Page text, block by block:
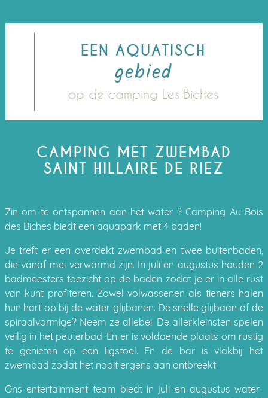
CAMPING MET ZWEMBAD
SAINT HILLAIRE DE RIEZ
Zin om te ontspannen aan het water ? Camping Au Bois
des Biches biedt een aquapark met 4 baden!
Je treft er een overdekt zwembad en twee buitenbaden,
die vanaf mei verwarmd zijn. In juli en augustus houden 2
badmeesters toezicht op de baden zodat je er in alle rust
van kunt profiteren. Zowel volwassenen als tieners halen
hun hart op bij de water glijbanen. De snelle glijbaan of de
spiraalvormige? Neem ze allebei! De allerkleinsten spelen
veilig in het peuterbad. En er is voldoende plaats om rustig
te genieten op een ligstoel. En de bar is vlakbij het
zwembad zodat het nooit ergens aan ontbreekt.
Ons entertainment team biedt in juli en augustus water-
EEN AQUATISCH
gebied
op de camping Les Biches